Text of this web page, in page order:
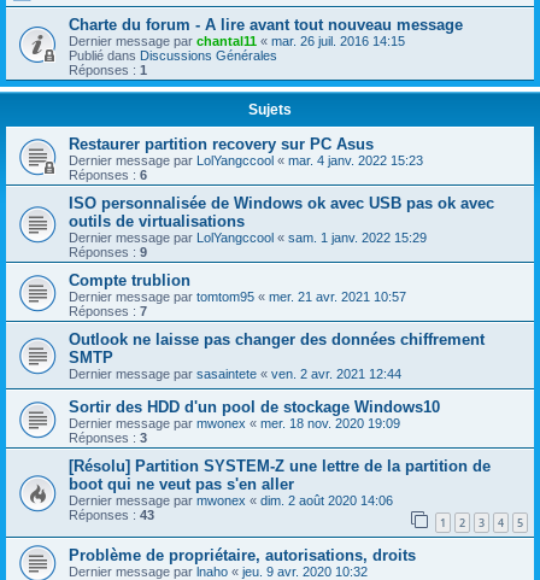
Charte du forum - A lire avant tout nouveau message
Dernier message par chantal11 « mar. 26 juil. 2016 14:15
Publié dans Discussions Générales
Réponses : 1
Sujets
Restaurer partition recovery sur PC Asus
Dernier message par LolYangccool « mar. 4 janv. 2022 15:23
Réponses : 6
ISO personnalisée de Windows ok avec USB pas ok avec
outils de virtualisations
Dernier message par LolYangccool « sam. 1 janv. 2022 15:29
Réponses : 9
Compte trublion
Dernier message par tomtom95 « mer. 21 avr. 2021 10:57
Réponses : 7
Outlook ne laisse pas changer des données chiffrement
SMTP
Dernier message par sasaintete « ven. 2 avr. 2021 12:44
Sortir des HDD d'un pool de stockage Windows10
Dernier message par mwonex « mer. 18 nov. 2020 19:09
Réponses : 3
[Résolu] Partition SYSTEM-Z une lettre de la partition de
boot qui ne veut pas s'en aller
Dernier message par mwonex « dim. 2 août 2020 14:06
Réponses : 43 1 2 3 4 5
Problème de propriétaire, autorisations, droits
Dernier message par lnaho « jeu. 9 avr. 2020 10:32